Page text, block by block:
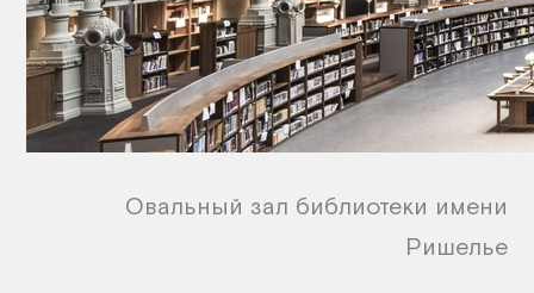
Овальный зал библиотеки имени
Ришелье